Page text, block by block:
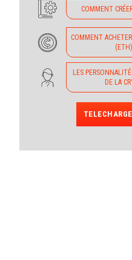
COMMENT
COMMENT
LES
DE LA